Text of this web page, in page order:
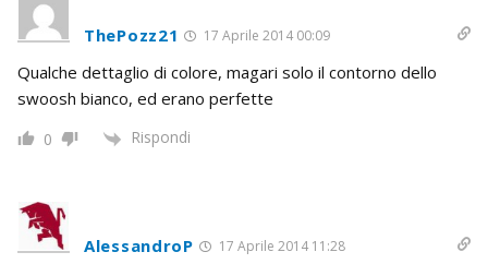
ThePozz21 17 Aprile 2014 00:09
Qualche dettaglio di colore, magari solo il contorno dello
swoosh bianco, ed erano perfette
0 Rispondi
AlessandroP 17 Aprile 2014 11:28